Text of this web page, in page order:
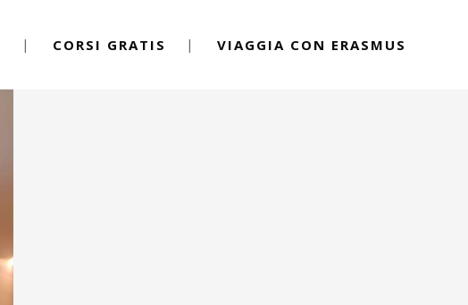
CORSI GRATIS VIAGGIA CON ERASMUS